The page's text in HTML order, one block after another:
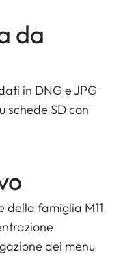
da
in DNG e JPG
schede SD con
famiglia M11
dei menu